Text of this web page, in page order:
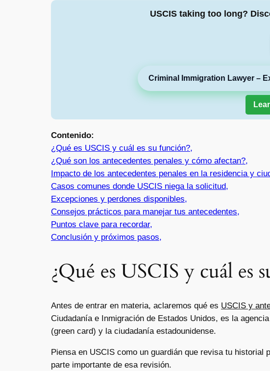
USCIS taking too long?
Criminal Immigration Lawyer –
Contenido:
¿Qué es USCIS y cuál es su función?,
¿Qué son los antecedentes penales y cómo afectan?,
Impacto de los antecedentes penales en la residencia y
Casos comunes donde USCIS niega la solicitud,
Excepciones y perdones disponibles,
Consejos prácticos para manejar tus antecedentes,
Puntos clave para recordar,
Conclusión y próximos pasos,
¿Qué es USCIS y cuál es
Antes de entrar en materia, aclaremos qué es USCIS y
Ciudadanía e Inmigración de Estados Unidos, es la
(green card) y la ciudadanía estadounidense.
Piensa en USCIS como un guardián que revisa tu
parte importante de esa revisión.